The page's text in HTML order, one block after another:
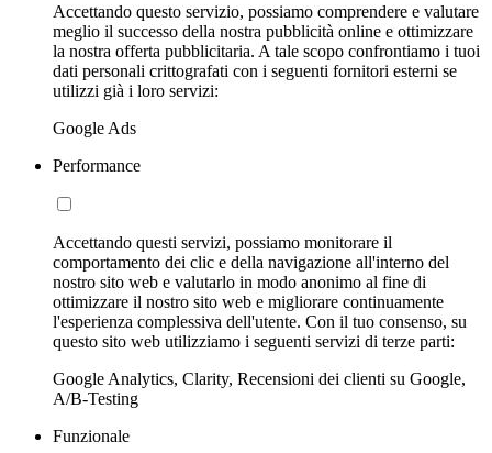
Accettando questo servizio, possiamo comprendere e valutare
meglio il successo della nostra pubblicità online e ottimizzare
la nostra offerta pubblicitaria. A tale scopo confrontiamo i tuoi
dati personali crittografati con i seguenti fornitori esterni se
utilizzi già i loro servizi:
Google Ads
Performance
Accettando questi servizi, possiamo monitorare il
comportamento dei clic e della navigazione all'interno del
nostro sito web e valutarlo in modo anonimo al fine di
ottimizzare il nostro sito web e migliorare continuamente
l'esperienza complessiva dell'utente. Con il tuo consenso, su
questo sito web utilizziamo i seguenti servizi di terze parti:
Google Analytics, Clarity, Recensioni dei clienti su Google,
A/B-Testing
Funzionale